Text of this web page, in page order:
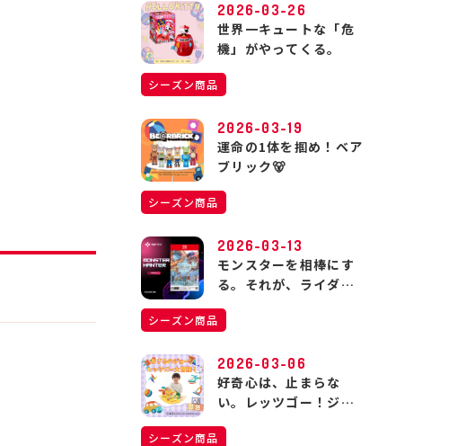
2026-03-26
世界一キュートな「危
機」がやってくる。
シーズン商品
2026-03-19
運命の1体を掴め！ベア
ブリック🐻
シーズン商品
2026-03-13
モンスターを相棒にす
る。それが、ライダー
の生きる道。
シーズン商品
2026-03-06
好奇心は、止まらな
い。レッツゴー！ジョ
ージの大冒険！
シーズン商品